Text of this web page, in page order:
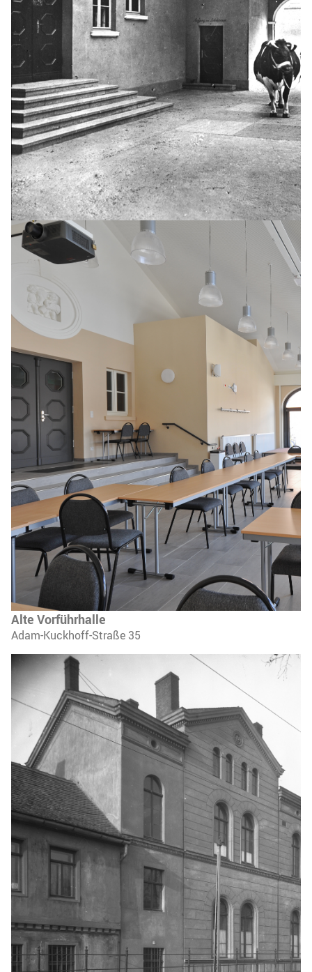
Alte Vorführhalle
Adam-Kuckhoff-Straße 35